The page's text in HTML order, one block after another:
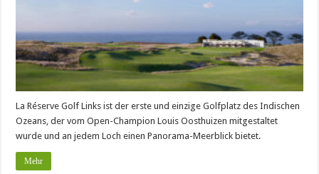
La Réserve Golf Links ist der erste und einzige Golfplatz des Indischen
Ozeans, der vom Open-Champion Louis Oosthuizen mitgestaltet
wurde und an jedem Loch einen Panorama-Meerblick bietet.
Mehr